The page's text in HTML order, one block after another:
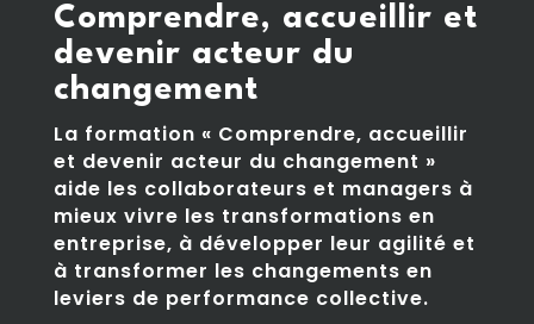
Comprendre, accueillir et
devenir acteur du
changement
La formation « Comprendre, accueillir
et devenir acteur du changement »
aide les collaborateurs et managers à
mieux vivre les transformations en
entreprise, à développer leur agilité et
à transformer les changements en
leviers de performance collective.